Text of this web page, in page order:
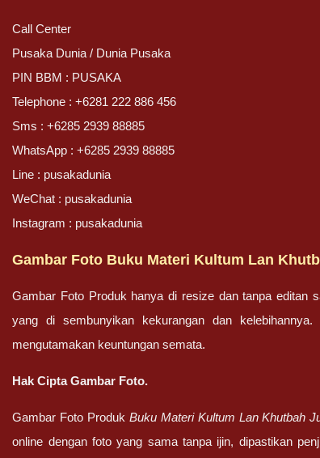
Call Center
Pusaka Dunia / Dunia Pusaka
PIN BBM : PUSAKA
Telephone : +6281 222 886 456
Sms : +6285 2939 88885
WhatsApp : +6285 2939 88885
Line : pusakadunia
WeChat : pusakadunia
Instagram : pusakadunia
Gambar Foto Buku Materi Kultum Lan
Gambar Foto Produk hanya di resize dan tanpa editan
yang di sembunyikan kekurangan dan
mengutamakan keuntungan semata.
Hak Cipta Gambar Foto.
Gambar Foto Produk Buku Materi Kultum Lan Khutbah
online dengan foto yang sama tanpa ijin, dipastikan